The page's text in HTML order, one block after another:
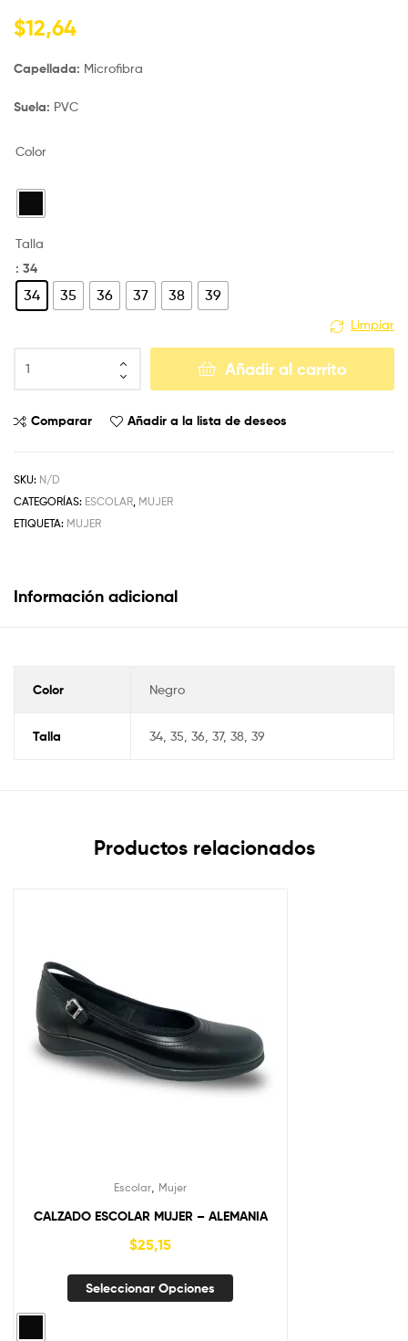
$12,64
Capellada: Microfibra
Suela: PVC
Color
Talla
: 34
34 35 36 37 38 39
Limpiar
Añadir al carrito
Comparar Añadir a la lista de deseos
SKU: N/D
CATEGORÍAS: ESCOLAR MUJER
ETIQUETA: MUJER
Información adicional
Color Negro
Talla 34, 35, 36, 37, 38, 39
Productos relacionados
Escolar Mujer
CALZADO ESCOLAR MUJER – ALEMANIA
$25,15
Seleccionar Opciones